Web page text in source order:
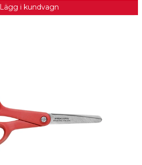
Lägg i kundvagn